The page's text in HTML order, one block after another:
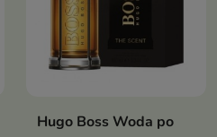
Hugo Boss Woda po